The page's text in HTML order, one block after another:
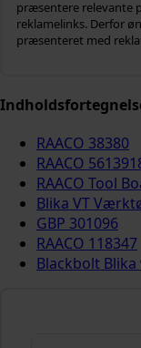
præsentere relevante
reklamelinks. Derfor
præsenteret med
RAACO 38380
RAACO
RAACO Tool
Blika VT
GBP 301096
RAACO 118347
Blackbolt Blika